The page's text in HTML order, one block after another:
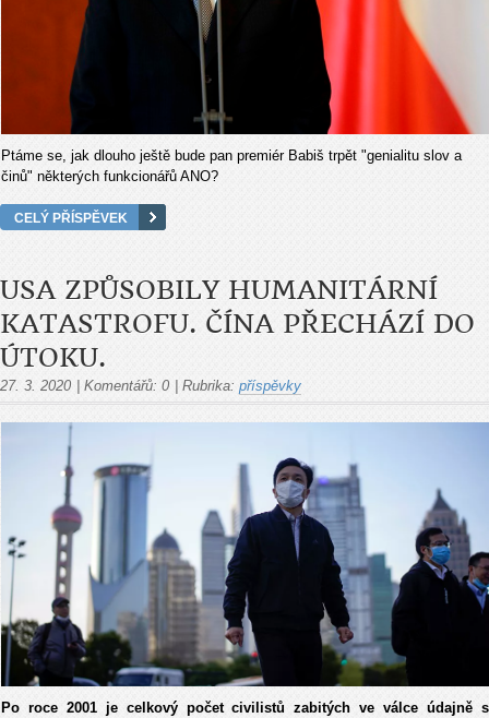
Ptáme se, jak dlouho ještě bude pan premiér Babiš trpět "genialitu slov a
činů" některých funkcionářů ANO?
CELÝ PŘÍSPĚVEK
USA ZPŮSOBILY HUMANITÁRNÍ
KATASTROFU. ČÍNA PŘECHÁZÍ DO
ÚTOKU.
27. 3. 2020 Komentářů: 0 Rubrika: příspěvky
Po roce 2001 je celkový počet civilistů zabitých ve válce údajně s